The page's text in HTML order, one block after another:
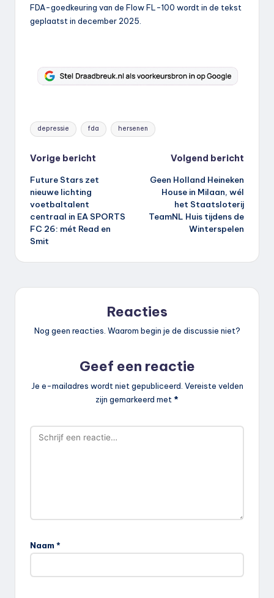
FDA-goedkeuring van de Flow FL-100 wordt in de tekst
geplaatst in december 2025.
Tags:
depressie fda hersenen
Bericht
navigatie
Vorige bericht
Future Stars zet
nieuwe lichting
voetbaltalent
centraal in EA SPORTS
FC 26: mét Read en
Smit
Volgend bericht
Geen Holland Heineken
House in Milaan, wél
het Staatsloterij
TeamNL Huis tijdens de
Winterspelen
Reacties
Nog geen reacties. Waarom begin je de discussie niet?
Geef een reactie
Je e-mailadres wordt niet gepubliceerd. Vereiste velden
zijn gemarkeerd met *
Naam *